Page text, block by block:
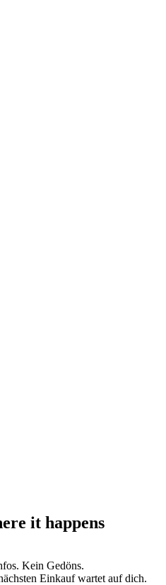
it happens
Kein Gedöns.
Einkauf wartet auf dich.